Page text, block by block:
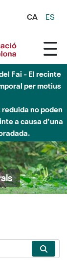
CA ES
Fai - El recinte
per motius
no poden
a causa d'una